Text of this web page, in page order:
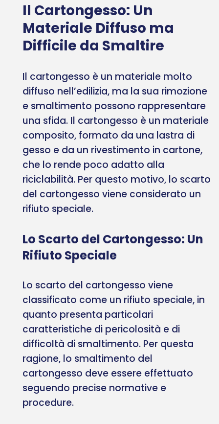
Il Cartongesso: Un
Materiale Diffuso ma
Difficile da Smaltire
Il cartongesso è un materiale molto
diffuso nell’edilizia, ma la sua rimozione
e smaltimento possono rappresentare
una sfida. Il cartongesso è un materiale
composito, formato da una lastra di
gesso e da un rivestimento in cartone,
che lo rende poco adatto alla
riciclabilità. Per questo motivo, lo scarto
del cartongesso viene considerato un
rifiuto speciale.
Lo Scarto del Cartongesso: Un
Rifiuto Speciale
Lo scarto del cartongesso viene
classificato come un rifiuto speciale, in
quanto presenta particolari
caratteristiche di pericolosità e di
difficoltà di smaltimento. Per questa
ragione, lo smaltimento del
cartongesso deve essere effettuato
seguendo precise normative e
procedure.